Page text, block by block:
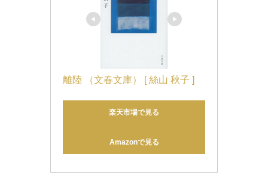
離陸 （文春文庫） [ 絲山 秋子 ]
楽天市場で見る
Amazonで見る